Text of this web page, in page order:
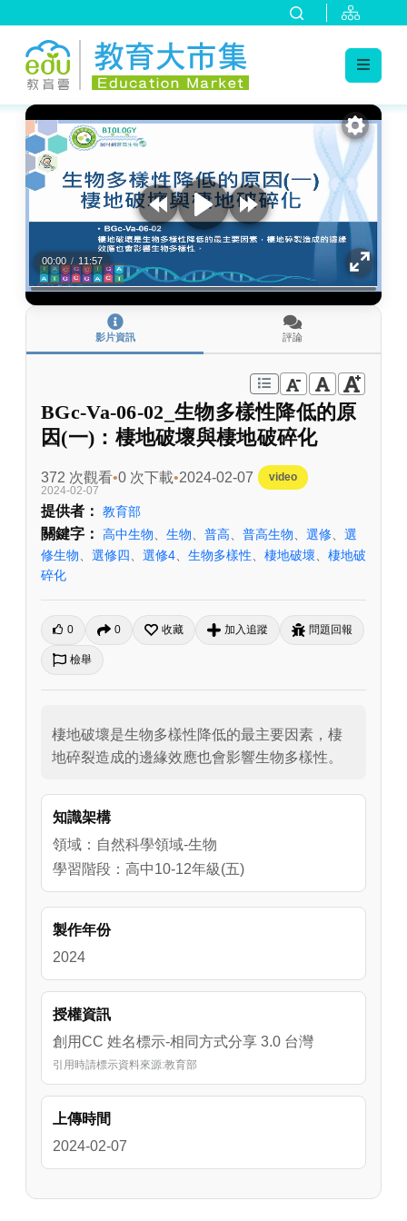
:::
00:00 / 11:57
影片資訊 評論
BGc-Va-06-02_生物多樣性降低的原
因(一)：棲地破壞與棲地破碎化
372 次觀看 0 次下載 2024-02-07
video
2024-02-07
提供者： 教育部
關鍵字： 高中生物 生物 普高 普高生物 選修
選
修生物
選修四 選修4 生物多樣性 棲地破壞
棲地破
碎化
0 0 收藏 加入追蹤 問題回報
檢舉
棲地破壞是生物多樣性降低的最主要因素，棲
地碎裂造成的邊緣效應也會影響生物多樣性。
知識架構
領域：自然科學領域-生物
學習階段：高中10-12年級(五)
製作年份
2024
授權資訊
創用CC 姓名標示-相同方式分享 3.0 台灣
引用時請標示資料來源:教育部
上傳時間
2024-02-07